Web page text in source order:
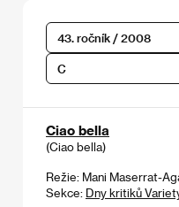
43. ročník / 2008
C
Ciao bella
(Ciao bella)
Režie: Mani Maserrat-
Sekce: Dny kritiků